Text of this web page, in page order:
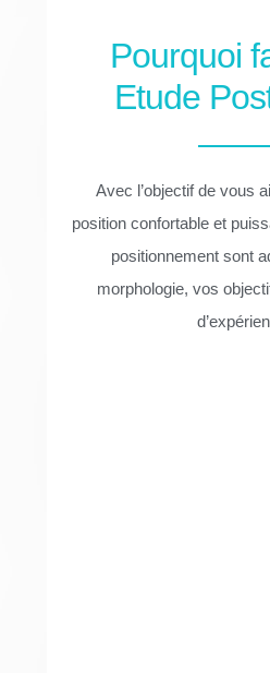
Pourquoi
Etude
Avec l’objectif de vous
position confortable et
positionnement sont
morphologie, vos